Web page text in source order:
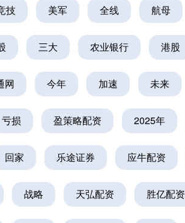
技 美军 全线 航母
三大 农业银行 港股
网 今年 加速 未来
亏损 盈策略配资 2025年
回家 乐途证券 应牛配资
战略 天弘配资 胜亿配资